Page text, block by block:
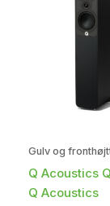
Gulv og
Q Acoustics
Q Acoustics